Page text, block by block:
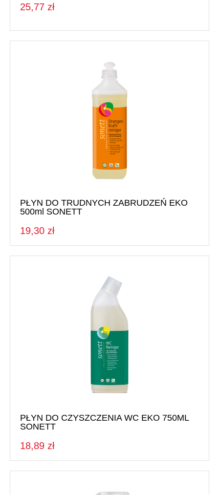
25,77 zł
PŁYN DO TRUDNYCH ZABRUDZEŃ EKO
500ml SONETT
19,30 zł
PŁYN DO CZYSZCZENIA WC EKO 750ML
SONETT
18,89 zł